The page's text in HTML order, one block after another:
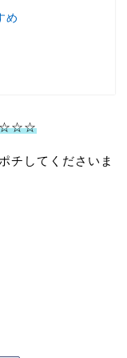
め
チしてくださいま